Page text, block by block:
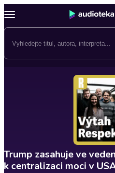
Trump zasahuje ve
k centralizaci moci v